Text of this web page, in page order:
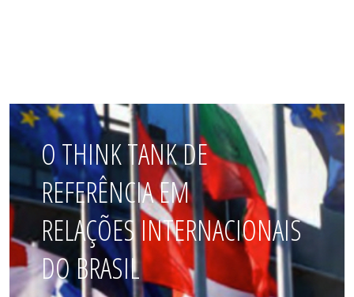
O THINK TANK DE
REFERÊNCIA EM
RELAÇÕES INTERNACIONAIS
DO BRASIL